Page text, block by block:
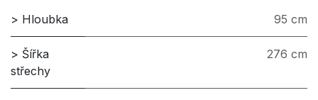
> Hloubka 95 cm
> Šířka
střechy
276 cm